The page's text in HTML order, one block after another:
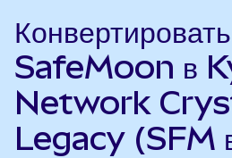
Конвертировать
SafeMoon в
Network
Legacy (SFM